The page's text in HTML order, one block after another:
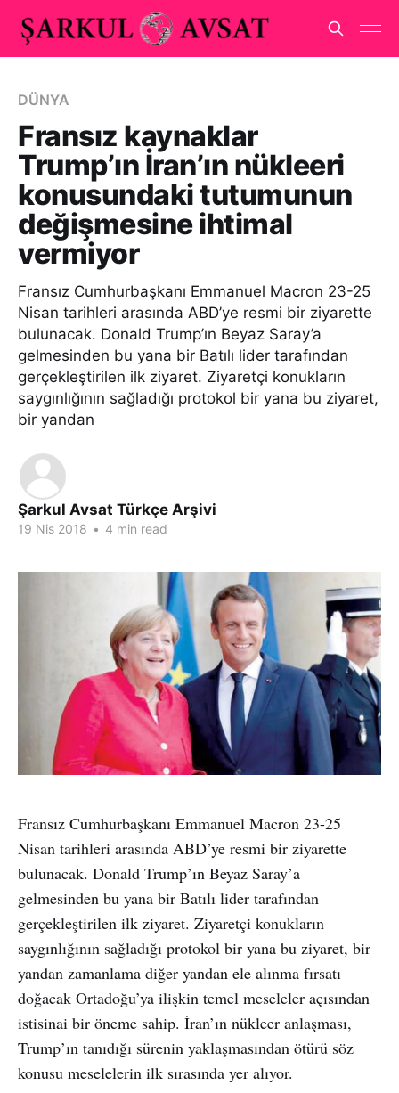
DÜNYA
Fransız kaynaklar
Trump’ın İran’ın nükleeri
konusundaki tutumunun
değişmesine ihtimal
vermiyor
Fransız Cumhurbaşkanı Emmanuel Macron 23-25
Nisan tarihleri arasında ABD’ye resmi bir ziyarette
bulunacak. Donald Trump’ın Beyaz Saray’a
gelmesinden bu yana bir Batılı lider tarafından
gerçekleştirilen ilk ziyaret. Ziyaretçi konukların
saygınlığının sağladığı protokol bir yana bu ziyaret,
bir yandan
Şarkul Avsat Türkçe Arşivi
19 Nis 2018 • 4 min read
Fransız Cumhurbaşkanı Emmanuel Macron 23-25
Nisan tarihleri arasında ABD’ye resmi bir ziyarette
bulunacak. Donald Trump’ın Beyaz Saray’a
gelmesinden bu yana bir Batılı lider tarafından
gerçekleştirilen ilk ziyaret. Ziyaretçi konukların
saygınlığının sağladığı protokol bir yana bu ziyaret, bir
yandan zamanlama diğer yandan ele alınma fırsatı
doğacak Ortadoğu’ya ilişkin temel meseleler açısından
istisinai bir öneme sahip. İran’ın nükleer anlaşması,
Trump’ın tanıdığı sürenin yaklaşmasından ötürü söz
konusu meselelerin ilk sırasında yer alıyor.